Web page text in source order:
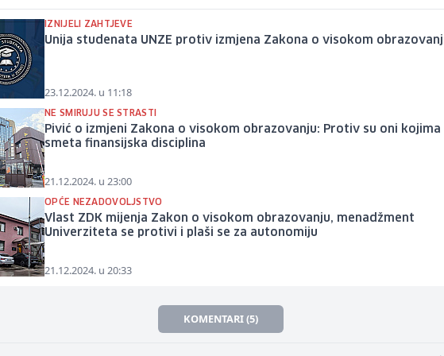
IZNIJELI ZAHTJEVE
Unija studenata UNZE protiv izmjena Zakona o visokom
23.12.2024. u 11:18
NE SMIRUJU SE STRASTI
Pivić o izmjeni Zakona o visokom obrazovanju: Protiv su oni kojima
smeta finansijska disciplina
21.12.2024. u 23:00
OPĆE NEZADOVOLJSTVO
Vlast ZDK mijenja Zakon o visokom obrazovanju, menadžment
Univerziteta se protivi i plaši se za autonomiju
21.12.2024. u 20:33
KOMENTARI (5)